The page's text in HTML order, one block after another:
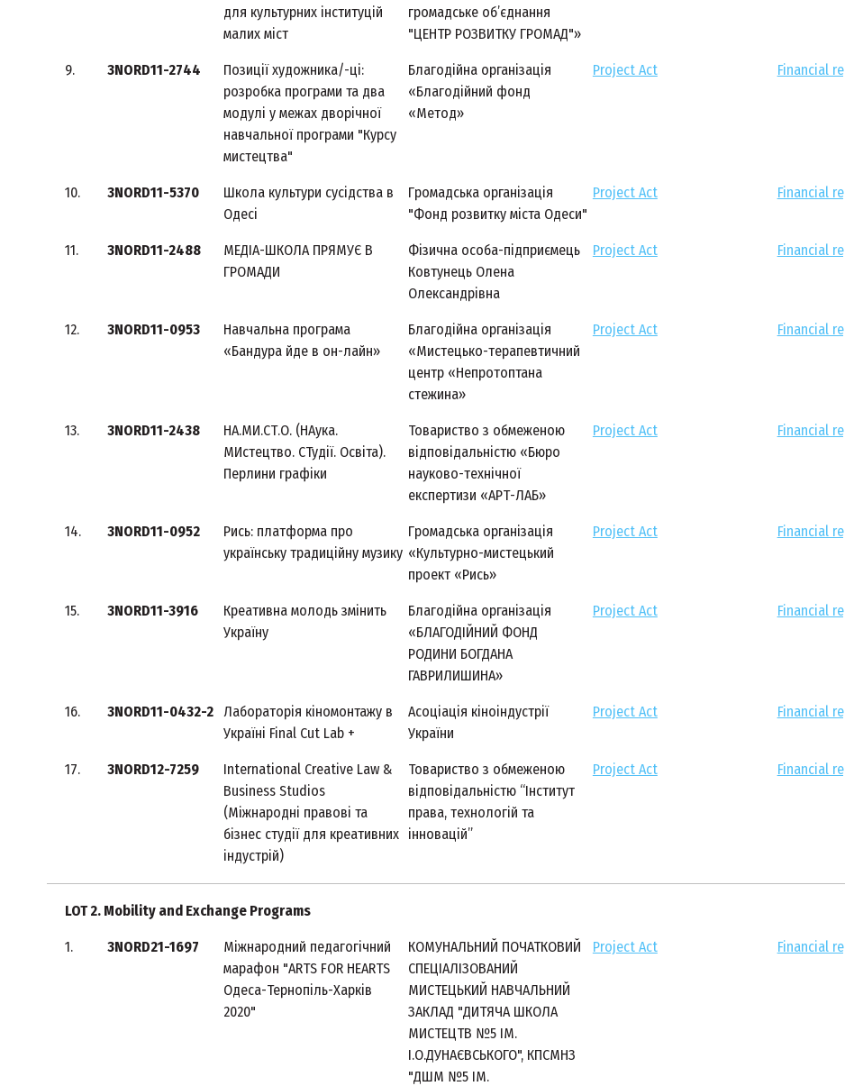
для культурних інституцій
малих міст
громадське об’єднання
"ЦЕНТР РОЗВИТКУ ГРОМАД"»
9. 3NORD11-2744
Позиції художника/-ці:
розробка програми та два
модулі у межах дворічної
навчальної програми "Курсу
мистецтва"
Благодійна організація
«Благодійний фонд
«Метод»
Project Act Financial
10. 3NORD11-5370
Школа культури сусідства в
Одесі
Громадська організація
"Фонд розвитку міста Одеси"
Project Act Financial
11. 3NORD11-2488
МЕДІА-ШКОЛА ПРЯМУЄ В
ГРОМАДИ
Фізична особа-підприємець
Ковтунець Олена
Олександрівна
Project Act Financial
12. 3NORD11-0953
Навчальна програма
«Бандура йде в он-лайн»
Благодійна організація
«Мистецько-терапевтичний
центр «Непротоптана
стежина»
Project Act Financial
13. 3NORD11-2438
НА.МИ.СТ.О. (НАука.
МИстецтво. СТудії. Освіта).
Перлини графіки
Товариство з обмеженою
відповідальністю «Бюро
науково-технічної
експертизи «АРТ-ЛАБ»
Project Act Financial
14. 3NORD11-0952
Рись: платформа про
українську традиційну музику
Громадська організація
«Культурно-мистецький
проект «Рись»
Project Act Financial
15. 3NORD11-3916
Креативна молодь змінить
Україну
Благодійна організація
«БЛАГОДІЙНИЙ ФОНД
РОДИНИ БОГДАНА
ГАВРИЛИШИНА»
Project Act Financial
16. 3NORD11-0432-2
Лабораторія кіномонтажу в
Україні Final Cut Lab +
Асоціація кіноіндустрії
України
Project Act Financial
17. 3NORD12-7259
International Creative Law &
Business Studios
(Міжнародні правові та
бізнес студії для креативних
індустрій)
Товариство з обмеженою
відповідальністю “Інститут
права, технологій та
інновацій”
Project Act Financial
LOT 2. Mobility and Exchange Programs
1. 3NORD21-1697
Міжнародний педагогічний
марафон "ARTS FOR HEARTS
Одеса-Тернопіль-Харків
2020"
КОМУНАЛЬНИЙ ПОЧАТКОВИЙ
СПЕЦІАЛІЗОВАНИЙ
МИСТЕЦЬКИЙ НАВЧАЛЬНИЙ
ЗАКЛАД "ДИТЯЧА ШКОЛА
МИСТЕЦТВ №5 ІМ.
І.О.ДУНАЄВСЬКОГО", КПСМНЗ
"ДШМ №5 ІМ.
Project Act Financial